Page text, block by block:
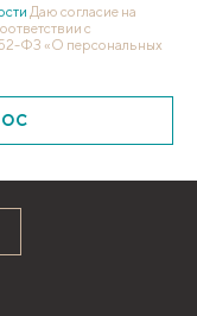
Даю согласие на
с
ФЗ «О персональных